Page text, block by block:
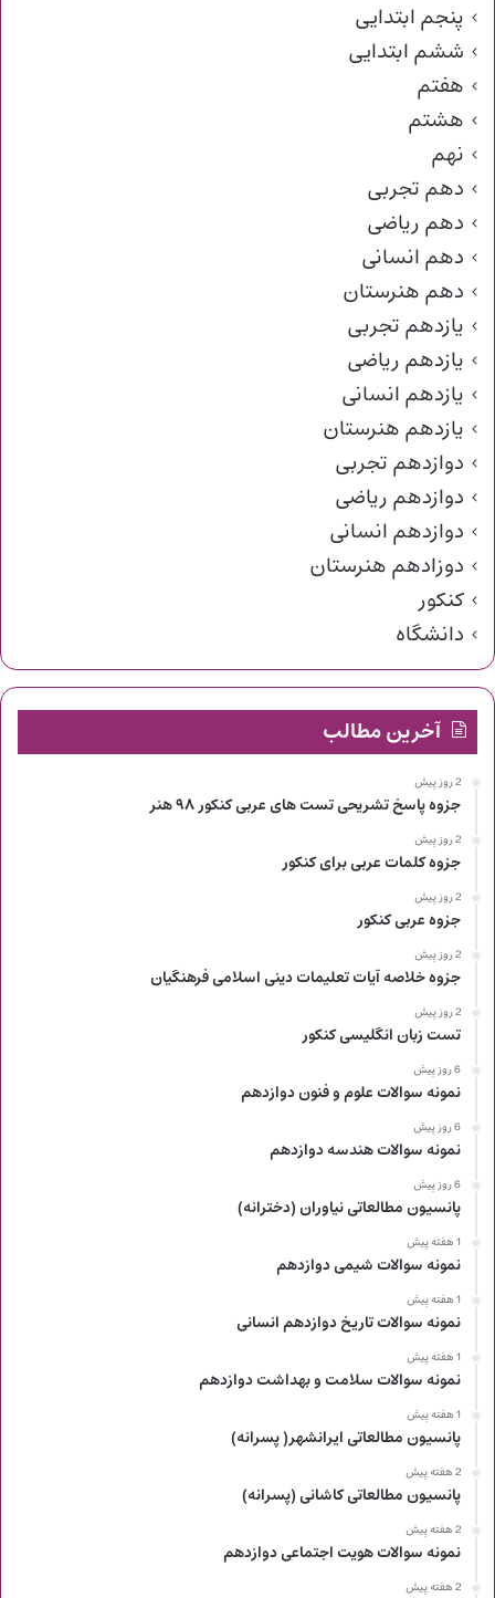
پنجم ابتدایی
ششم ابتدایی
هفتم
هشتم
نهم
دهم تجربی
دهم ریاضی
دهم انسانی
دهم هنرستان
یازدهم تجربی
یازدهم ریاضی
یازدهم انسانی
یازدهم هنرستان
دوازدهم تجربی
دوازدهم ریاضی
دوازدهم انسانی
دوزادهم هنرستان
کنکور
دانشگاه
آخرین مطالب
2 روز پیش
جزوه پاسخ تشریحی تست های عربی کنکور ۹۸ هنر
2 روز پیش
جزوه کلمات عربی برای کنکور
2 روز پیش
جزوه عربی کنکور
2 روز پیش
جزوه خلاصه آیات تعلیمات دینی اسلامی فرهنگیان
2 روز پیش
تست زبان انگلیسی کنکور
6 روز پیش
نمونه سوالات علوم و فنون دوازدهم
6 روز پیش
نمونه سوالات هندسه دوازدهم
6 روز پیش
پانسیون مطالعاتی نیاوران (دخترانه)
1 هفته پیش
نمونه سوالات شیمی دوازدهم
1 هفته پیش
نمونه سوالات تاریخ دوازدهم انسانی
1 هفته پیش
نمونه سوالات سلامت و بهداشت دوازدهم
1 هفته پیش
پانسیون مطالعاتی ایرانشهر( پسرانه)
2 هفته پیش
پانسیون مطالعاتی کاشانی (پسرانه)
2 هفته پیش
نمونه سوالات هویت اجتماعی دوازدهم
2 هفته پیش